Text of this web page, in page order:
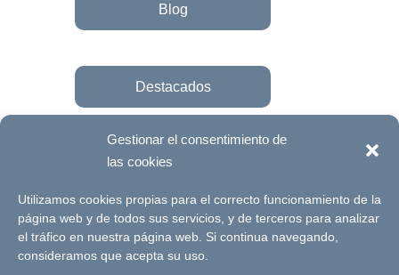
Gestionar el consentimiento de
las cookies
Utilizamos cookies propias para el correcto funcionamiento de la
página web y de todos sus servicios, y de terceros para analizar
el tráfico en nuestra página web. Si continua navegando,
consideramos que acepta su uso.
Blog
Destacados
Únete a la fundación
© Futuro Singular Córdoba 2017. Web
desarrollada por